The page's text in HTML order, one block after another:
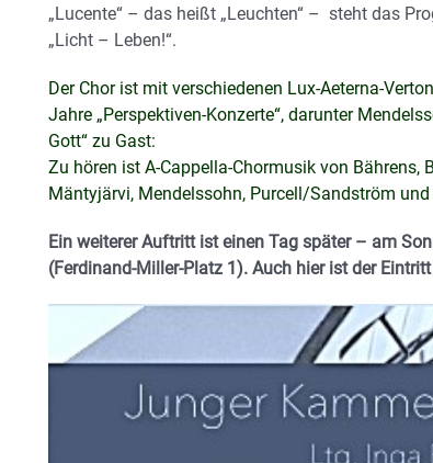
„Lucente“ – das heißt „Leuchten“ – steht das
„Licht – Leben!“.
Der Chor ist mit verschiedenen Lux-Aeterna-
Jahre „Perspektiven-Konzerte“, darunter
Gott“ zu Gast:
Zu hören ist A-Cappella-Chormusik von Bährens,
Mäntyjärvi, Mendelssohn, Purcell/Sandström und
Ein weiterer Auftritt ist einen Tag später – am
(Ferdinand-Miller-Platz 1). Auch hier ist der